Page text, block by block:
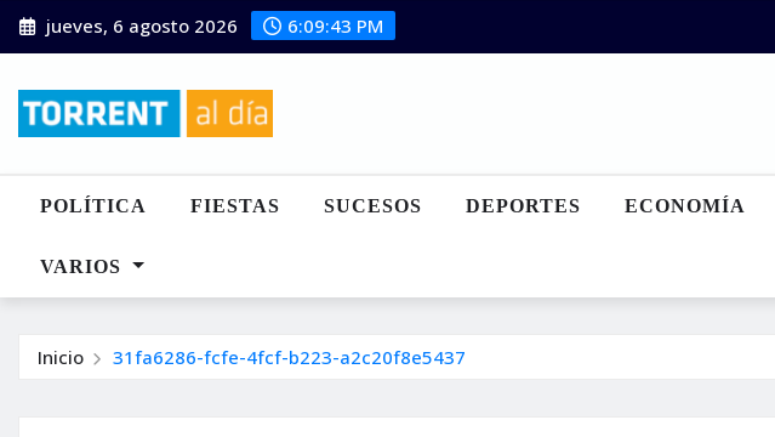
Saltar
al
jueves, 6 agosto 2026 6:09:44 PM
POLÍTICA FIESTAS SUCESOS DEPORTES ECONOMÍA
VARIOS
Inicio 31fa6286-fcfe-4fcf-b223-a2c20f8e5437